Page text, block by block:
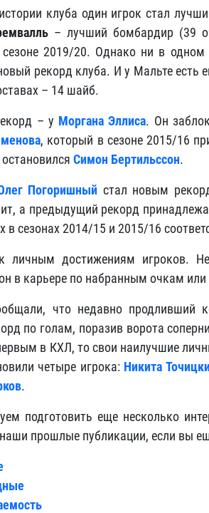
клуба один игрок стал
– лучший бомбардир (39
2019/20. Однако ни в одном
рекорд клуба. И у Мальте есть
– 14 шайб.
– у Моргана Эллиса. Он
, который в сезоне 2015/16
Симон Бертильссон.
Погоришный стал новым
а предыдущий рекорд
в сезонах 2014/15 и 2015/16
личным достижениям игроков.
в карьере по набранным очкам
что недавно продливший
по голам, поразив ворота
в КХЛ, то свои наилучшие
четыре игрока: Никита
.
подготовить еще несколько
прошлые публикации, если вы